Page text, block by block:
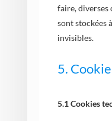
faire, diverses
sont stockées
invisibles.
5.
5.1 Cookies